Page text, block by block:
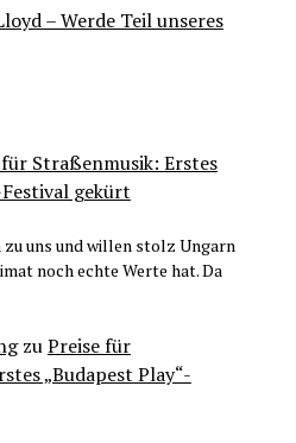
– Werde Teil unseres
Straßenmusik: Erstes
gekürt
uns und willen stolz Ungarn
noch echte Werte hat. Da
zuPreise für
„Budapest Play“-